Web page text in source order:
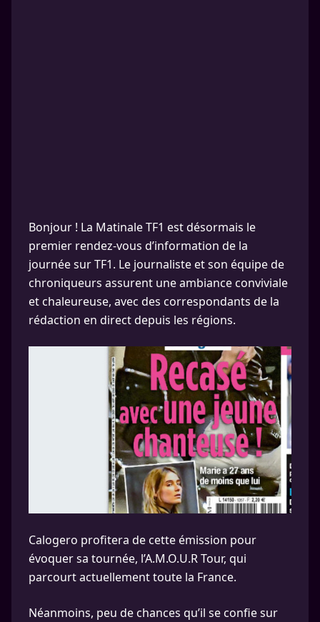
Bonjour ! La Matinale TF1 est désormais le
premier rendez-vous d’information de la
journée sur TF1. Le journaliste et son équipe de
chroniqueurs assurent une ambiance conviviale
et chaleureuse, avec des correspondants de la
rédaction en direct depuis les régions.
Calogero profitera de cette émission pour
évoquer sa tournée, l’A.M.O.U.R Tour, qui
parcourt actuellement toute la France.
Néanmoins, peu de chances qu’il se confie sur